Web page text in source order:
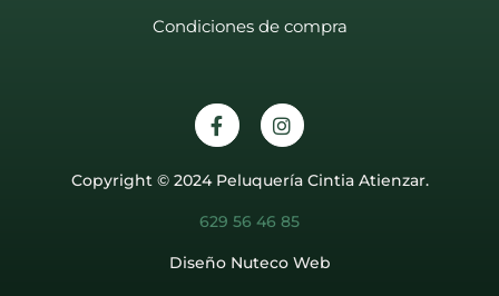
Condiciones de compra
Copyright © 2024 Peluquería Cintia Atienzar.
629 56 46 85
Diseño Nuteco Web